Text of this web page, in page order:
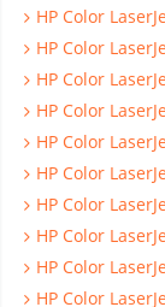
HP Color
HP Color
HP Color
HP Color
HP Color
HP Color
HP Color
HP Color
HP Color
HP Color